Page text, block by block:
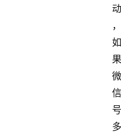
动
，
如
果
微
信
号
多